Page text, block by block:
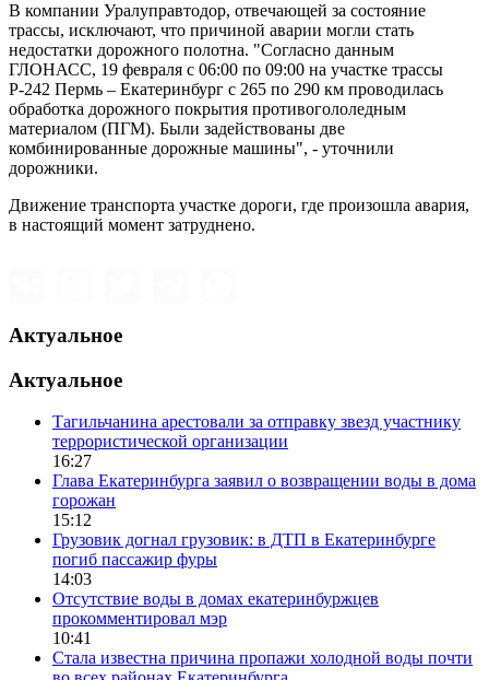
В компании Уралуправтодор, отвечающей за состояние
трассы, исключают, что причиной аварии могли стать
недостатки дорожного полотна. "Согласно данным
ГЛОНАСС, 19 февраля с 06:00 по 09:00 на участке трассы
Р-242 Пермь – Екатеринбург с 265 по 290 км проводилась
обработка дорожного покрытия противогололедным
материалом (ПГМ). Были задействованы две
комбинированные дорожные машины", - уточнили
дорожники.
Движение транспорта участке дороги, где произошла авария,
в настоящий момент затруднено.
Актуальное
Актуальное
Тагильчанина арестовали за отправку звезд участнику
террористической организации
16:27
Глава Екатеринбурга заявил о возвращении воды в дома
горожан
15:12
Грузовик догнал грузовик: в ДТП в Екатеринбурге
погиб пассажир фуры
14:03
Отсутствие воды в домах екатеринбуржцев
прокомментировал мэр
10:41
Стала известна причина пропажи холодной воды почти